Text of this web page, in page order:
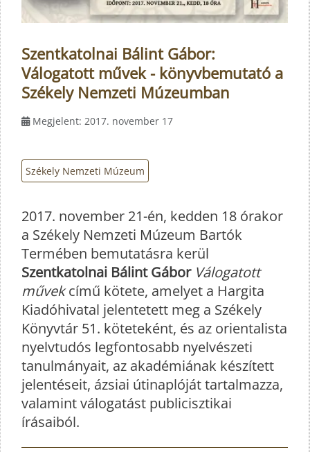
Szentkatolnai Bálint Gábor:
Válogatott művek - könyvbemutató a
Székely Nemzeti Múzeumban
Megjelent: 2017. november 17
Székely Nemzeti Múzeum
2017. november 21-én, kedden 18 órakor
a Székely Nemzeti Múzeum Bartók
Termében bemutatásra kerül
Szentkatolnai Bálint Gábor Válogatott
művekcímű kötete, amelyet a Hargita
Kiadóhivatal jelentetett meg a Székely
Könyvtár 51. köteteként, és az orientalista
nyelvtudós legfontosabb nyelvészeti
tanulmányait, az akadémiának készített
jelentéseit, ázsiai útinaplóját tartalmazza,
valamint válogatást publicisztikai
írásaiból.